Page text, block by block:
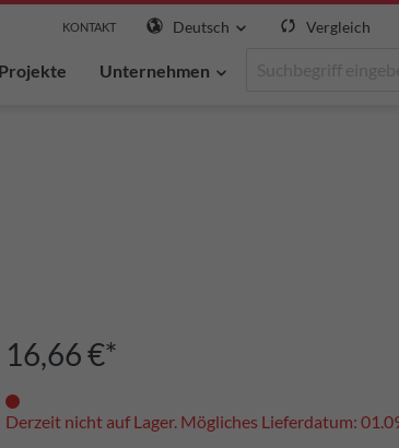
KONTAKT Deutsch Vergleich
Projekte Unternehmen
16,66 €*
Derzeit nicht auf Lager. Mögliches Lieferdatum: